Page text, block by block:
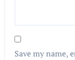
Save my name,